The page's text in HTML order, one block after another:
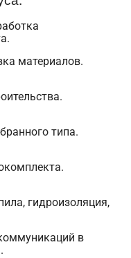
материалов.
типа.
гидроизоляция,
в